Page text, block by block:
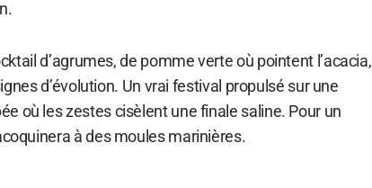
d’agrumes, de pomme verte où pointent l’acacia,
d’évolution. Un vrai festival propulsé sur une
où les zestes cisèlent une finale saline. Pour un
à des moules marinières.